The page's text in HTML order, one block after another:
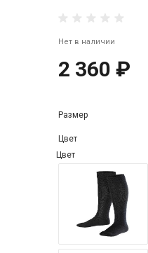
Нет в наличии
2 360 ₽
Размер
Цвет
Цвет